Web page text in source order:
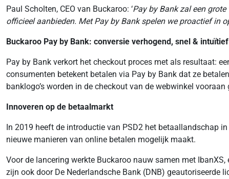
Paul Scholten, CEO van Buckaroo: ‘Pay by Bank zal een
officieel aanbieden. Met Pay by Bank spelen we proactief in
Buckaroo Pay by Bank: conversie verhogend, snel & intuïtief
Pay by Bank verkort het checkout proces met als resultaat:
consumenten betekent betalen via Pay by Bank dat ze
banklogo’s worden in de checkout van de webwinkel
Innoveren op de betaalmarkt
In 2019 heeft de introductie van PSD2 het betaallandschap
nieuwe manieren van online betalen mogelijk maakt.
Voor de lancering werkte Buckaroo nauw samen met
zijn ook door De Nederlandsche Bank (DNB) geautoriseerde